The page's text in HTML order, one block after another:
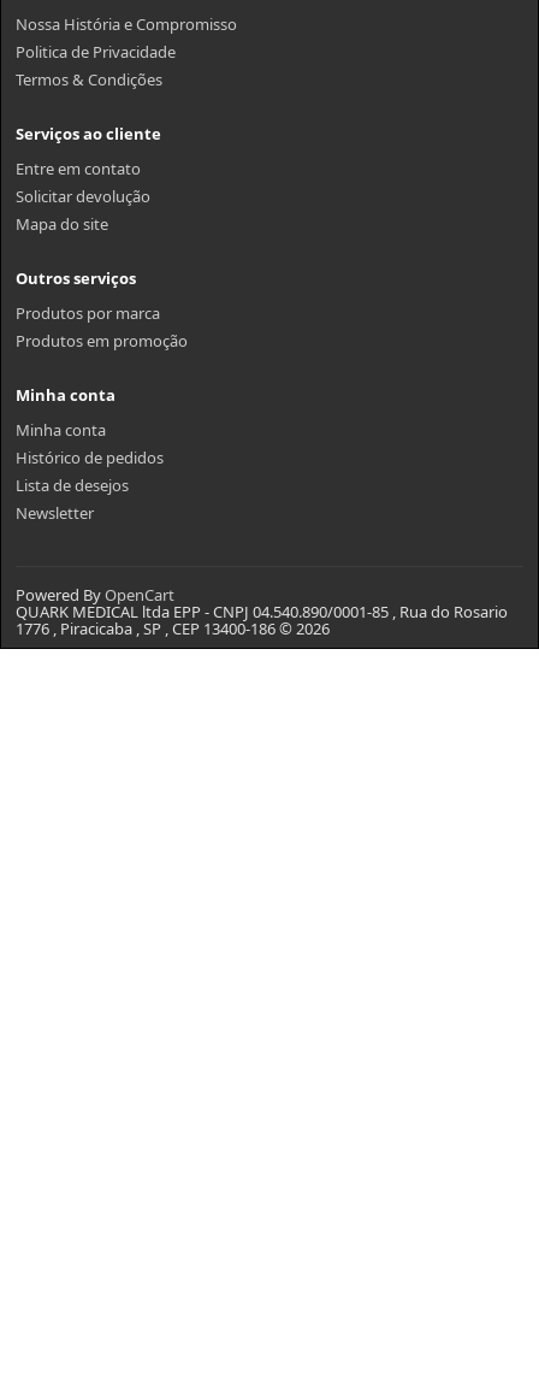
Nossa História e Compromisso
Politica de Privacidade
Termos & Condições
Serviços ao cliente
Entre em contato
Solicitar devolução
Mapa do site
Outros serviços
Produtos por marca
Produtos em promoção
Minha conta
Minha conta
Histórico de pedidos
Lista de desejos
Newsletter
Powered ByOpenCart
QUARK MEDICAL ltda EPP - CNPJ 04.540.890/0001-85 , Rua do Rosario
1776 , Piracicaba , SP , CEP 13400-186 © 2026